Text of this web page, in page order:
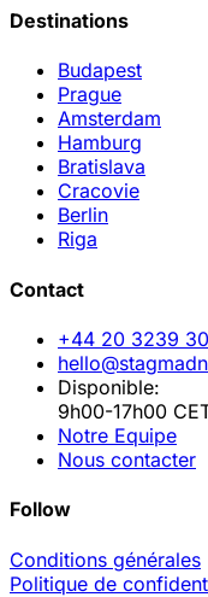
Destinations
Budapest
Prague
Amsterdam
Hamburg
Bratislava
Cracovie
Berlin
Riga
Contact
+44 20 3239
Disponible:
9h00-17h00
Notre Equipe
Nous contacter
Follow
Conditions générales
Politique de